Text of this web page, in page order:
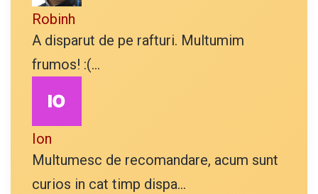
Robinh
A disparut de pe rafturi. Multumim
frumos! :(...
Ion
Multumesc de recomandare, acum sunt
curios in cat timp dispa...